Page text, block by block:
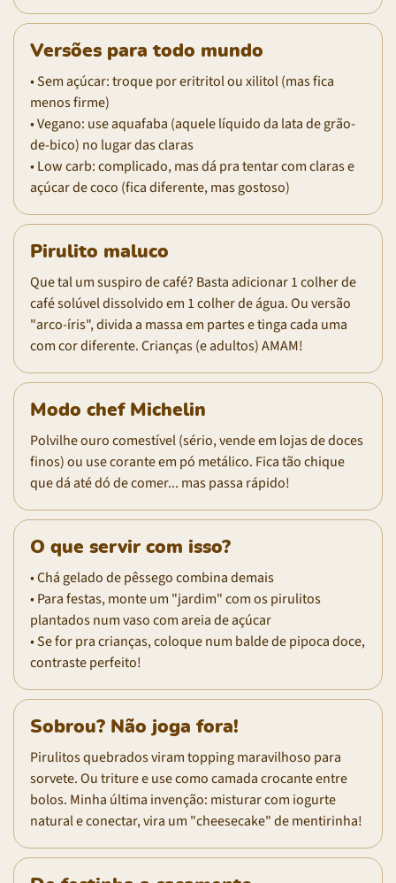
Versões para todo mundo
• Sem açúcar: troque por eritritol ou xilitol (mas fica
menos firme)
• Vegano: use aquafaba (aquele líquido da lata de grão-
de-bico) no lugar das claras
• Low carb: complicado, mas dá pra tentar com claras e
açúcar de coco (fica diferente, mas gostoso)
Pirulito maluco
Que tal um suspiro de café? Basta adicionar 1 colher de
café solúvel dissolvido em 1 colher de água. Ou versão
"arco-íris", divida a massa em partes e tinga cada uma
com cor diferente. Crianças (e adultos) AMAM!
Modo chef Michelin
Polvilhe ouro comestível (sério, vende em lojas de doces
finos) ou use corante em pó metálico. Fica tão chique
que dá até dó de comer... mas passa rápido!
O que servir com isso?
• Chá gelado de pêssego combina demais
• Para festas, monte um "jardim" com os pirulitos
plantados num vaso com areia de açúcar
• Se for pra crianças, coloque num balde de pipoca doce,
contraste perfeito!
Sobrou? Não joga fora!
Pirulitos quebrados viram topping maravilhoso para
sorvete. Ou triture e use como camada crocante entre
bolos. Minha última invenção: misturar com iogurte
natural e conectar, vira um "cheesecake" de mentirinha!